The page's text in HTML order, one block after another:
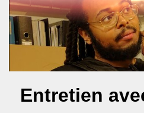
Entretien